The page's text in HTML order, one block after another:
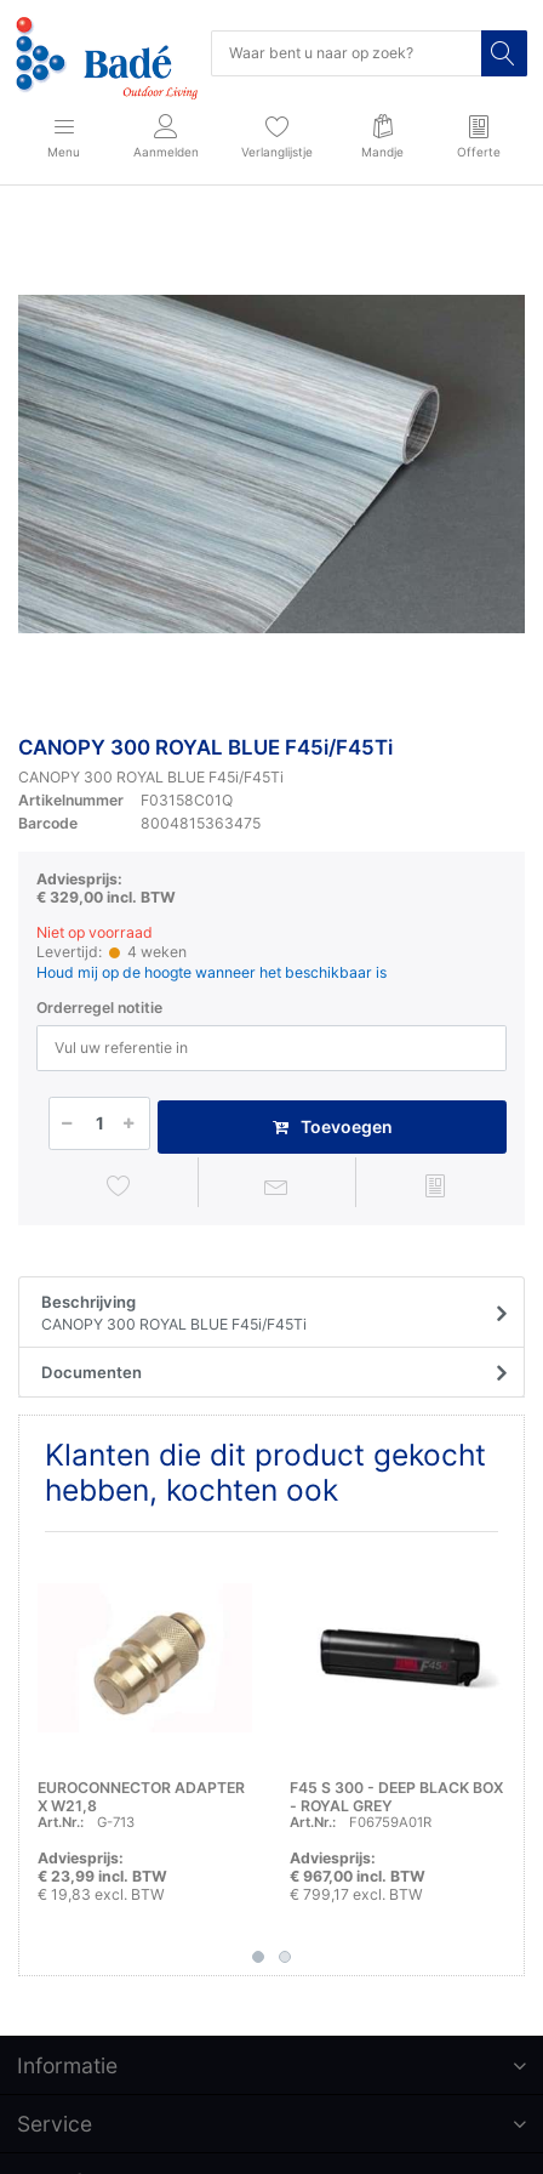
Menu Aanmelden Verlanglijstje Mandje Offerte
CANOPY 300 ROYAL BLUE F45i/F45Ti
CANOPY 300 ROYAL BLUE F45i/F45Ti
Artikelnummer
F03158C01Q
Barcode
8004815363475
Adviesprijs:
€ 329,00 incl. BTW
Niet op voorraad
Levertijd:
4 weken
Houd mij op de hoogte wanneer het beschikbaar is
Orderregel notitie
Toevoegen
Beschrijving
CANOPY 300 ROYAL BLUE F45i/F45Ti
Documenten
Klanten die dit product gekocht
hebben, kochten ook
EUROCONNECTOR ADAPTER
X W21,8
Art.Nr.: G-713
Adviesprijs:
€ 23,99 incl. BTW
€ 19,83 excl. BTW
F45 S 300 - DEEP BLACK BOX
- ROYAL GREY
Art.Nr.: F06759A01R
Adviesprijs:
€ 967,00 incl. BTW
€ 799,17 excl. BTW
Informatie
Service